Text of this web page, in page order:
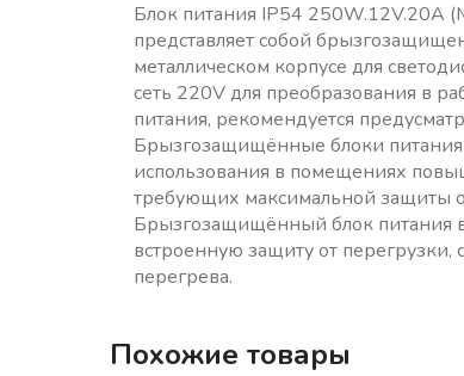
Блок питания IP54 250W.12V.20A
представляет собой
металлическом корпусе для
сеть 220V для преобразования в
питания, рекомендуется
Брызгозащищённые блоки
использования в помещениях
требующих максимальной защиты
Брызгозащищённый блок питания
встроенную защиту от перегрузки,
перегрева.
Похожие товары